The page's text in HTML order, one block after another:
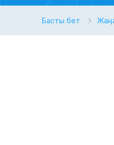
Басты бет